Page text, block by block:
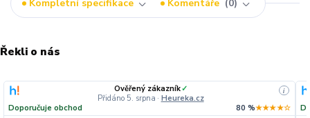
Kompletní specifikace Komentáře 0
Řekli o nás
Ověřený zákazník✓
Přidáno 5. srpna · Heureka.cz
i
Doporučuje obchod 80 %★★★★☆